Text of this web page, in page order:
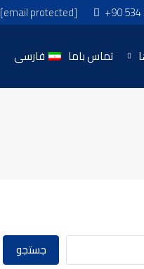
+90
[email protected]
تماس باما فارسی
جستجو